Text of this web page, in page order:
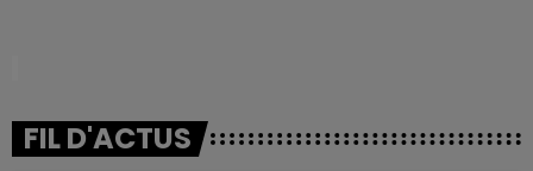
FIL D'ACTUS